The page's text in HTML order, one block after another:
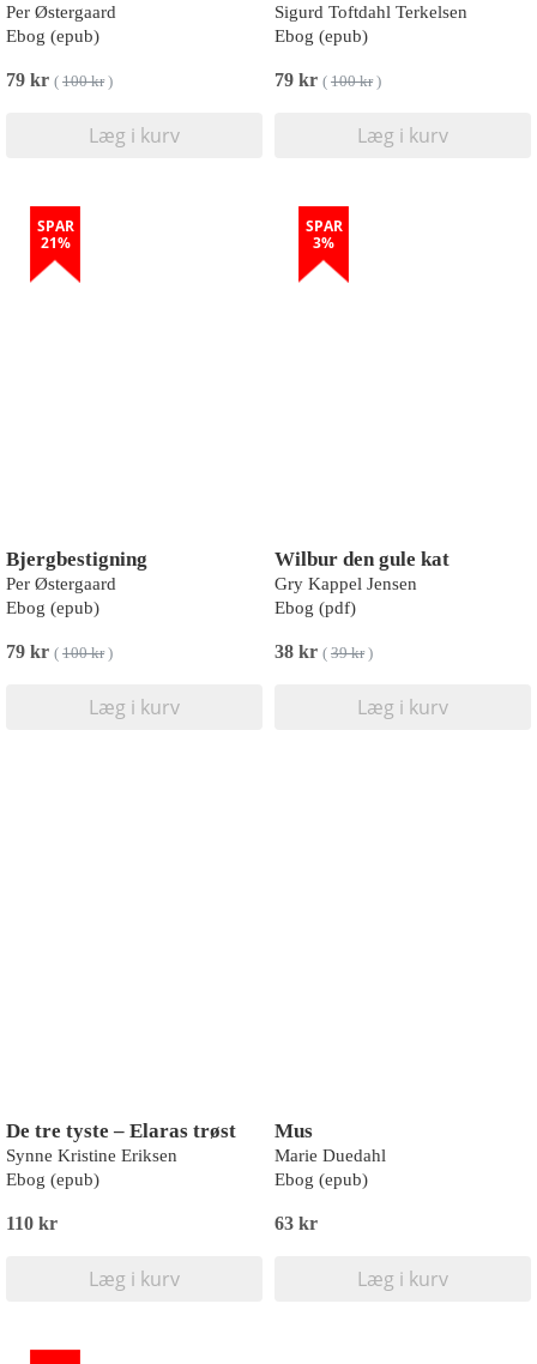
Per Østergaard
Ebog (epub)
79 kr ( 100 kr)
Læg i kurv
Sigurd Toftdahl Terkelsen
Ebog (epub)
79 kr ( 100 kr)
Læg i kurv
SPAR
21%
Bjergbestigning
Per Østergaard
Ebog (epub)
79 kr ( 100 kr)
Læg i kurv
SPAR
3%
Wilbur den gule kat
Gry Kappel Jensen
Ebog (pdf)
38 kr ( 39 kr)
Læg i kurv
De tre tyste – Elaras trøst
Synne Kristine Eriksen
Ebog (epub)
110 kr
Læg i kurv
Mus
Marie Duedahl
Ebog (epub)
63 kr
Læg i kurv